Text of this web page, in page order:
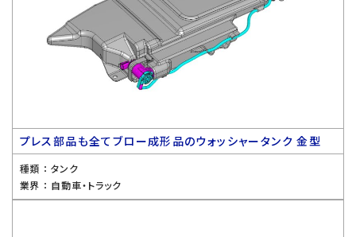
プレス部品も全てブロー成形品のウォッシャータンク 金型
種類 ： タンク
業界 ： 自動車・トラック